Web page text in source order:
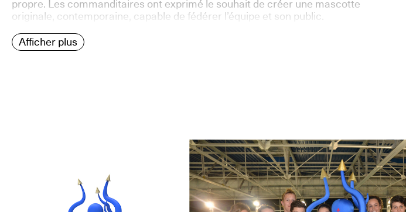
propre. Les commanditaires ont exprimé le souhait de créer une mascotte
originale, contemporaine, capable de fédérer l’équipe et son public.
Afficher plus